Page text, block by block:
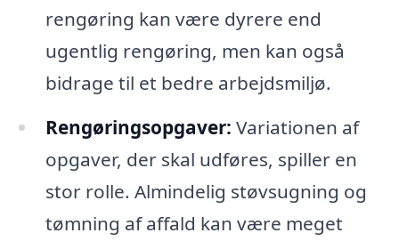
rengøring kan være dyrere end
ugentlig rengøring, men kan også
bidrage til et bedre arbejdsmiljø.
Rengøringsopgaver: Variationen af
opgaver, der skal udføres, spiller en
stor rolle. Almindelig støvsugning og
tømning af affald kan være meget